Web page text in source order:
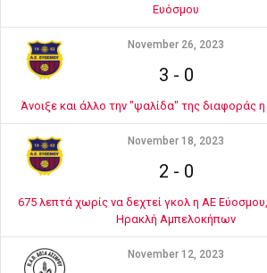
Ευόσμου
November 26, 2023
3 - 0
Άνοιξε και άλλο την "ψαλίδα" της διαφοράς
November 18, 2023
2 - 0
675 λεπτά χωρίς να δεχτεί γκολ η ΑΕ Εύοσμου,
Ηρακλή Αμπελοκήπων
November 12, 2023